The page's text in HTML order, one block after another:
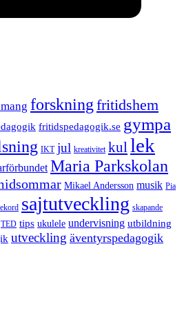
forskningfritidshem
fritidspedagogik.se gympa
IKT jul kreativitet kul lek
Maria Parkskolan
Mikael Andersson musik Pia
sajtutveckling skapande
TED tips ukulele undervisning utbildning
utveckling äventyrspedagogik